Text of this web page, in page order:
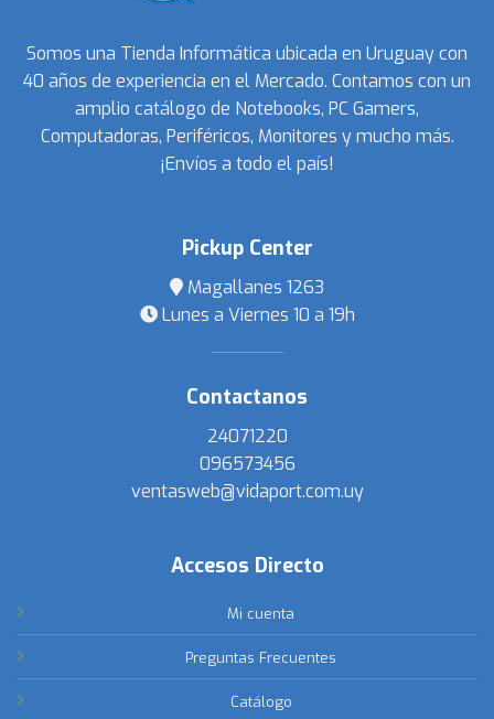
Somos una Tienda Informática ubicada en Uruguay con
40 años de experiencia en el Mercado. Contamos con un
amplio catálogo de Notebooks, PC Gamers,
Computadoras, Periféricos, Monitores y mucho más.
¡Envíos a todo el país!
Pickup Center
Magallanes 1263
Lunes a Viernes 10 a 19h
Contactanos
24071220
096573456
ventasweb@vidaport.com.uy
Accesos Directo
Mi cuenta
Preguntas Frecuentes
Catálogo